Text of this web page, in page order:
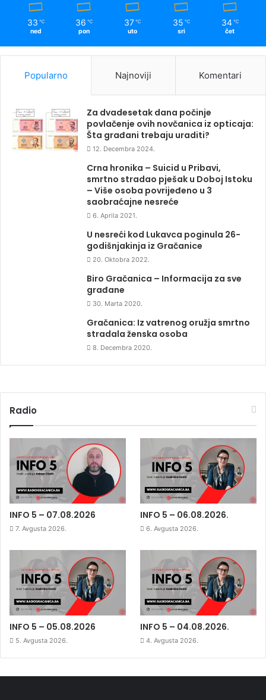
33 ℃
ned
36 ℃
pon
37 ℃
uto
35 ℃
sri
34 ℃
čet
Popularno Najnoviji Komentari
Za dvadesetak dana počinje
povlačenje ovih novčanica iz opticaja:
Šta građani trebaju uraditi?
12. Decembra 2024.
Crna hronika – Suicid u Pribavi,
smrtno stradao pješak u Doboj Istoku
– Više osoba povrijeđeno u 3
saobraćajne nesreće
6. Aprila 2021.
U nesreći kod Lukavca poginula 26-
godišnjakinja iz Gračanice
20. Oktobra 2022.
Biro Gračanica – Informacija za sve
građane
30. Marta 2020.
Gračanica: Iz vatrenog oružja smrtno
stradala ženska osoba
8. Decembra 2020.
Radio
INFO 5 – 07.08.2026
7. Avgusta 2026.
INFO 5 – 06.08.2026.
6. Avgusta 2026.
INFO 5 – 05.08.2026
5. Avgusta 2026.
INFO 5 – 04.08.2026.
4. Avgusta 2026.